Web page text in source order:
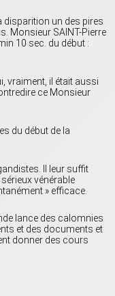
disparition un des pires
Monsieur SAINT-Pierre
10 sec. du début :
vraiment, il était aussi
ce Monsieur
du début de la
Il leur suffit
vénérable
» efficace.
lance des calomnies
et des documents et
donner des cours